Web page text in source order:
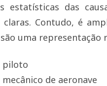
estatísticas das
claras. Contudo, é
uma representação
piloto
de aeronave